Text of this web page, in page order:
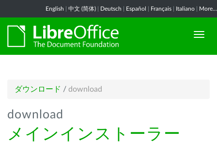
English 中文 (简体) Deutsch Español Français Italiano More...
ダウンロード / download
download
メインインストーラー